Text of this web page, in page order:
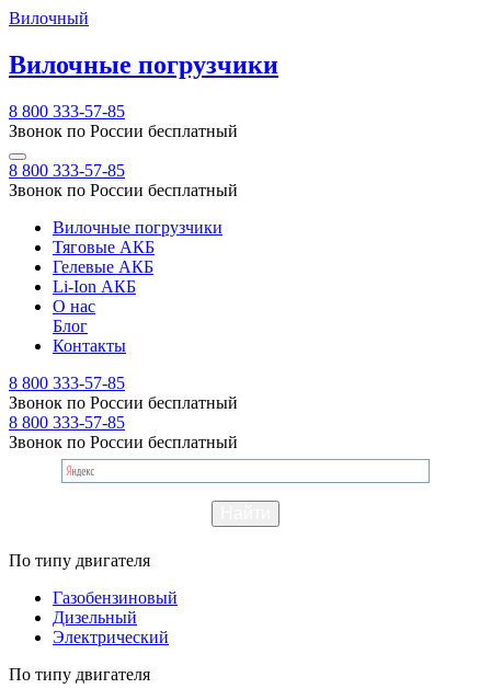
Вилочный
Вилочные погрузчики
8 800 333-57-85
Звонок по России бесплатный
8 800 333-57-85
Звонок по России бесплатный
Вилочные погрузчики
Тяговые АКБ
Гелевые АКБ
Li-Ion АКБ
О нас
Блог
Контакты
8 800 333-57-85
Звонок по России бесплатный
8 800 333-57-85
Звонок по России бесплатный
По типу двигателя
Газобензиновый
Дизельный
Электрический
По типу двигателя